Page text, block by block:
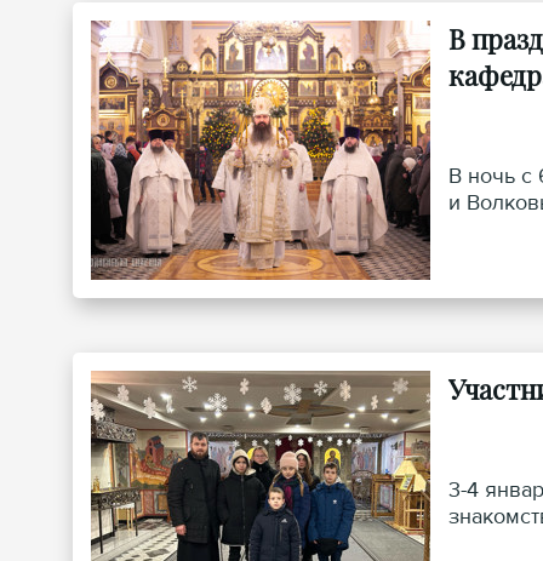
В
В ночь с
и
3-4